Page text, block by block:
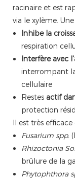
racinaire et est
via le xylème.
Inhibe la
respiration
Interfère avec
interrompant
cellulaire
Restes actif
protection
Il est très
Fusarium spp.
Rhizoctonia
brûlure de la
Phytophthora